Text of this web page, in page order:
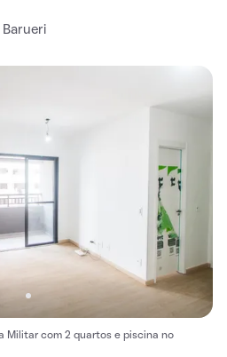
Barueri
Militar com 2 quartos e piscina no